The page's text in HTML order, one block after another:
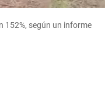
152%, según un informe